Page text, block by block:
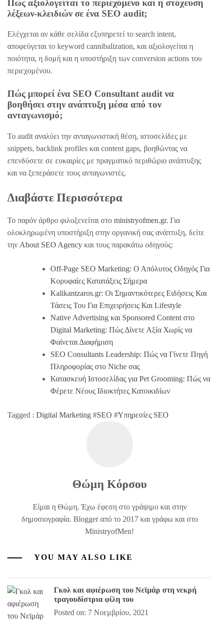
Πώς αξιολογείται το περιεχόμενο και η στόχευση
λέξεων-κλειδιών σε ένα SEO audit;
Ελέγχεται αν κάθε σελίδα εξυπηρετεί το search intent,
αποφεύγεται το keyword cannibalization, και αξιολογείται η
ποιότητα, η δομή και η υποστήριξη των conversion actions του
περιεχομένου.
Πώς μπορεί ένα SEO Consultant audit να
βοηθήσει στην ανάπτυξη μέσα από τον
ανταγωνισμό;
Το audit αναλύει την ανταγωνιστική θέση, ιστοσελίδες με
snippets, backlink profiles και content gaps, βοηθώντας να
επενδύσετε σε ευκαιρίες με πραγματικό περιθώριο ανάπτυξης
και να ξεπεράσετε τους ανταγωνιστές.
Διαβάστε Περισσότερα
Το παρόν άρθρο φιλοξενείται στο ministryofmen.gr. Για
ολοκληρωμένη υποστήριξη στην οργανική σας ανάπτυξη, δείτε
την About SEO Agency και τους παρακάτω οδηγούς:
Off-Page SEO Marketing: Ο Απόλυτος Οδηγός Για
Κορυφαίες Κατατάξεις Σήμερα
Kalikantzaros.gr: Οι Σημαντικότερες Ειδήσεις Και
Τάσεις Του Για Επιχειρήσεις Και Lifestyle
Native Advertising και Sponsored Content στο
Digital Marketing: Πώς Δίνετε Αξία Χωρίς να
Φαίνεται Διαφήμιση
SEO Consultants Leadership: Πώς να Γίνετε Πηγή
Πληροφορίας στο Niche σας
Κατασκευή Ιστοσελίδας για Pet Grooming: Πώς να
Φέρετε Νέους Ιδιοκτήτες Κατοικιδίων
Tagged : Digital Marketing #SEO #Υπηρεσίες SEO
Θώμη Κόρσου
Είμαι η Θώμη. Έχω έφεση στο γράψιμο και στην
δημοσιογραφία. Blogger από το 2017 και γράφω και στο
MinistryofMen!
YOU MAY ALSO LIKE
Γκολ και αφιέρωση του Νεϊμάρ στη νεκρή
τραγουδίστρια φίλη του
Posted on: 7 Νοεμβρίου, 2021